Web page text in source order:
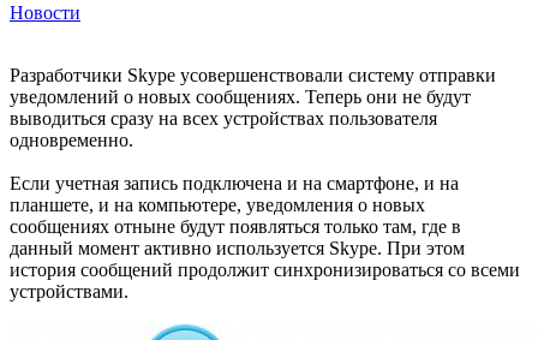
Новости
Разработчики Skype усовершенствовали систему отправки
уведомлений о новых сообщениях. Теперь они не будут
выводиться сразу на всех устройствах пользователя
одновременно.
Если учетная запись подключена и на смартфоне, и на
планшете, и на компьютере, уведомления о новых
сообщениях отныне будут появляться только там, где в
данный момент активно используется Skype. При этом
история сообщений продолжит синхронизироваться со всеми
устройствами.